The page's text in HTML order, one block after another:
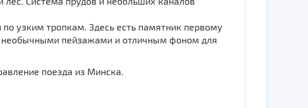
узким тропкам. Здесь есть памятник первому
пейзажами и отличным фоном для
поезда из Минска.